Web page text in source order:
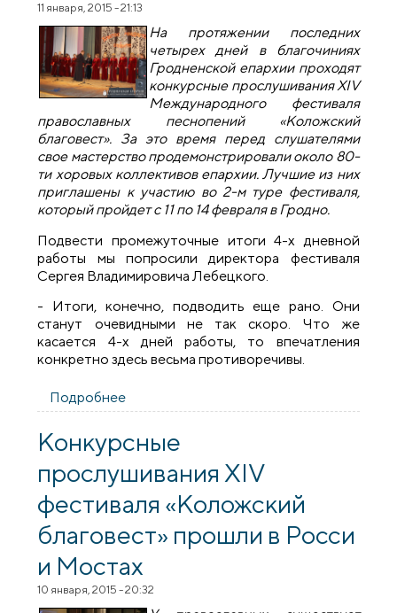
11 января, 2015 - 21:13
На протяжении последних
четырех дней в благочиниях
Гродненской епархии проходят
конкурсные прослушиванияXIV
Международного фестиваля
православных песнопений «Коложский
благовест». За это время перед слушателями
свое мастерство продемонстрировали около 80-
ти хоровых коллективов епархии. Лучшие из них
приглашены к участию во 2-м туре фестиваля,
который пройдет с 11 по 14 февраля в Гродно.
Подвести промежуточные итоги 4-х дневной
работы мы попросили директора фестиваля
Сергея Владимировича Лебецкого.
- Итоги, конечно, подводить еще рано. Они
станут очевидными не так скоро. Что же
касается 4-х дней работы, то впечатления
конкретно здесь весьма противоречивы.
Подробнее
прослушивания XIV фестиваля
Конкурсные
прослушивания XIV
фестиваля «Коложский
благовест» прошли в Росси
и Мостах
10 января, 2015 - 20:32